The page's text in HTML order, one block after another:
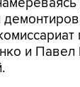
и Павел